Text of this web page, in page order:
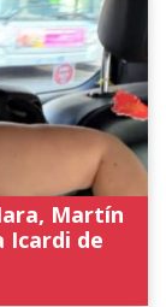
Martín
Icardi de